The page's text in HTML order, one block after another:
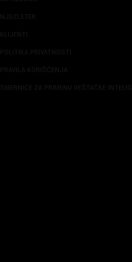
NJUZLETER
KLIJENTI
POLITIKA PRIVATNOSTI
PRAVILA KORIŠĆENJA
SMERNICE ZA PRIMENU VEŠTAČKE